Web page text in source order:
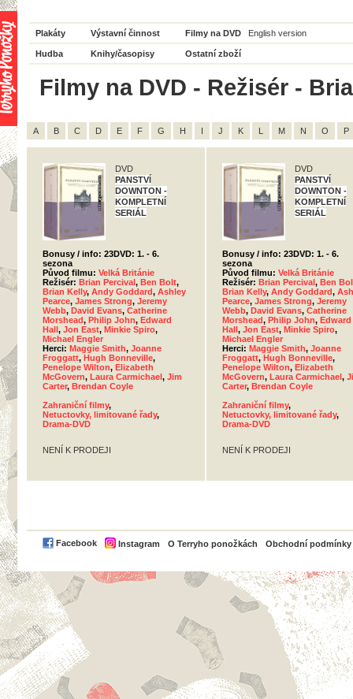
Plakáty Výstavní činnost Filmy na DVD English version
Hudba Knihy/časopisy Ostatní zboží
Filmy na DVD - Režisér -
A B C D E F G H I J K L M N O P
DVD
PANSTVÍ
DOWNTON -
KOMPLETNÍ
SERIÁL
Bonusy / info: 23DVD: 1. - 6.
sezona
Původ filmu: Velká Británie
Režisér: Brian Percival, Ben Bolt,
Brian Kelly, Andy Goddard, Ashley
Pearce, James Strong, Jeremy
Webb, David Evans, Catherine
Morshead, Philip John, Edward
Hall, Jon East, Minkie Spiro,
Michael Engler
Herci: Maggie Smith, Joanne
Froggatt, Hugh Bonneville,
Penelope Wilton, Elizabeth
McGovern, Laura Carmichael, Jim
Carter, Brendan Coyle
Zahraniční filmy,
Netuctovky, limitované řady,
Drama-DVD
NENÍ K PRODEJI
DVD
PANSTVÍ
DOWNTON -
KOMPLETNÍ
SERIÁL
Bonusy / info: 23DVD: 1. - 6.
sezona
Původ filmu: Velká Británie
Režisér: Brian Percival, Ben
Brian Kelly, Andy Goddard,
Pearce, James Strong, Jeremy
Webb, David Evans, Catherine
Morshead, Philip John, Edward
Hall, Jon East, Minkie Spiro,
Michael Engler
Herci: Maggie Smith, Joanne
Froggatt, Hugh Bonneville,
Penelope Wilton, Elizabeth
McGovern, Laura Carmichael,
Carter, Brendan Coyle
Zahraniční filmy,
Netuctovky, limitované řady,
Drama-DVD
NENÍ K PRODEJI
Facebook Instagram O Terryho ponožkách Obchodní podmínky
PayPal